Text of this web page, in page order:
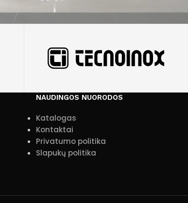
NAUDINGOS NUORODOS
Katalogas
Kontaktai
Privatumo politika
Slapukų politika